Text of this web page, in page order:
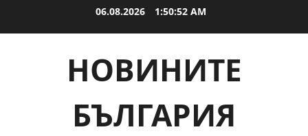
06.08.2026 1:50:53 AM
НОВИНИТЕ
БЪЛГАРИЯ